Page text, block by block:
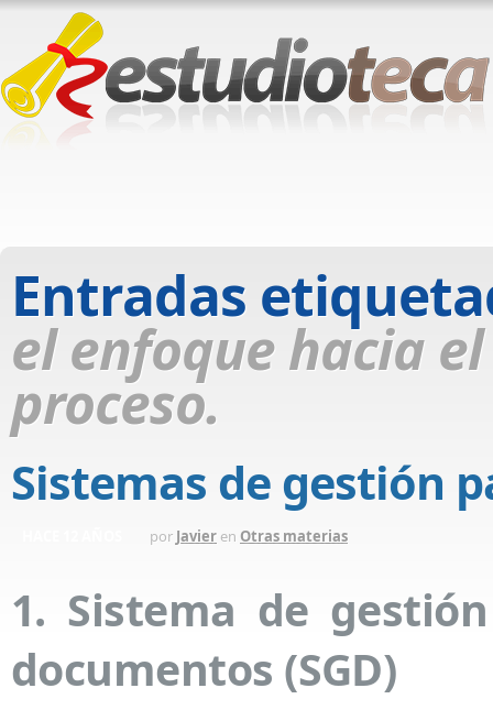
Entradas
el enfoque hacia
proceso.
Sistemas de gestión
por Javier en Otras materias
1. Sistema de
documentos (SGD)